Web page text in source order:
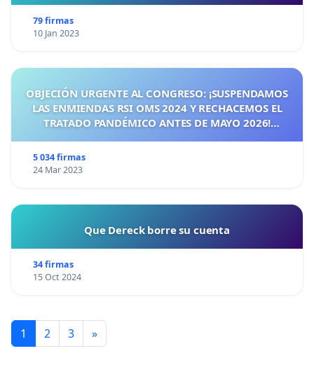
79 firmas
10 Jan 2023
OBJECIÓN URGENTE AL CONGRESO: ¡SUSPENDAMOS
LAS ENMIENDAS RSI OMS 2024 Y RECHACEMOS EL
TRATADO PANDÉMICO ANTES DE MAYO 2026!
5 034 firmas
24 Mar 2023
Que Dereck borre su cuenta
34 firmas
15 Oct 2024
1 2 3 »